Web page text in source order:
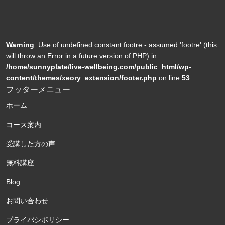
Warning: Use of undefined constant footre - assumed 'footre' (this
will throw an Error in a future version of PHP) in
/home/sunnyplate/live-wellbeing.com/public_html/wp-
content/themes/xeory_extension/footer.php on line 53
フッターメニュー
ホーム
コース案内
受講した方の声
無料講座
Blog
お問い合わせ
プライバシポリシー